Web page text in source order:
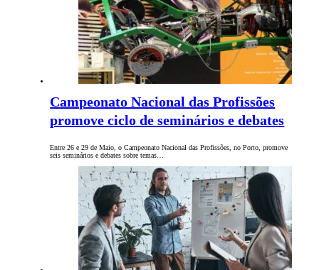
Campeonato Nacional das Profissões
promove ciclo de seminários e debates
Entre 26 e 29 de Maio, o Campeonato Nacional das Profissões, no Porto, promove
seis seminários e debates sobre temas…